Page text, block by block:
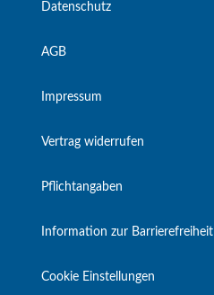
Datenschutz
AGB
Impressum
Vertrag widerrufen
Pflichtangaben
Information zur Barrierefreiheit
Cookie Einstellungen